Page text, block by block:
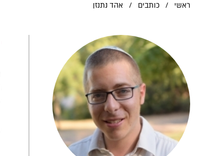
ראשי / כותבים / אהד נתנזן